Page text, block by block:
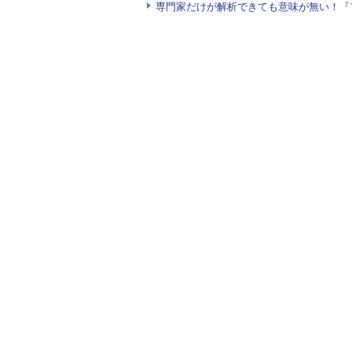
専門家だけが解析できても意味が無い！